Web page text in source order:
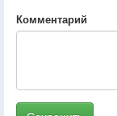
Комментарий